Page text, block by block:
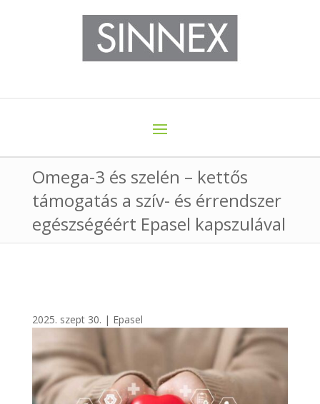
Omega-3 és szelén – kettős
támogatás a szív- és érrendszer
egészségéért Epasel kapszulával
2025. szept 30. | Epasel